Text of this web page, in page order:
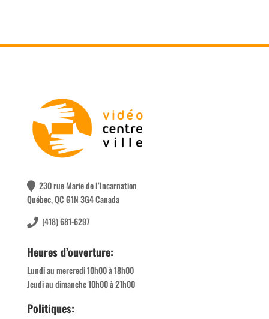
230 rue Marie de l’Incarnation
Québec, QC G1N 3G4 Canada
(418) 681-6297
Heures d’ouverture:
Lundi au mercredi 10h00 à 18h00
Jeudi au dimanche 10h00 à 21h00
Politiques: